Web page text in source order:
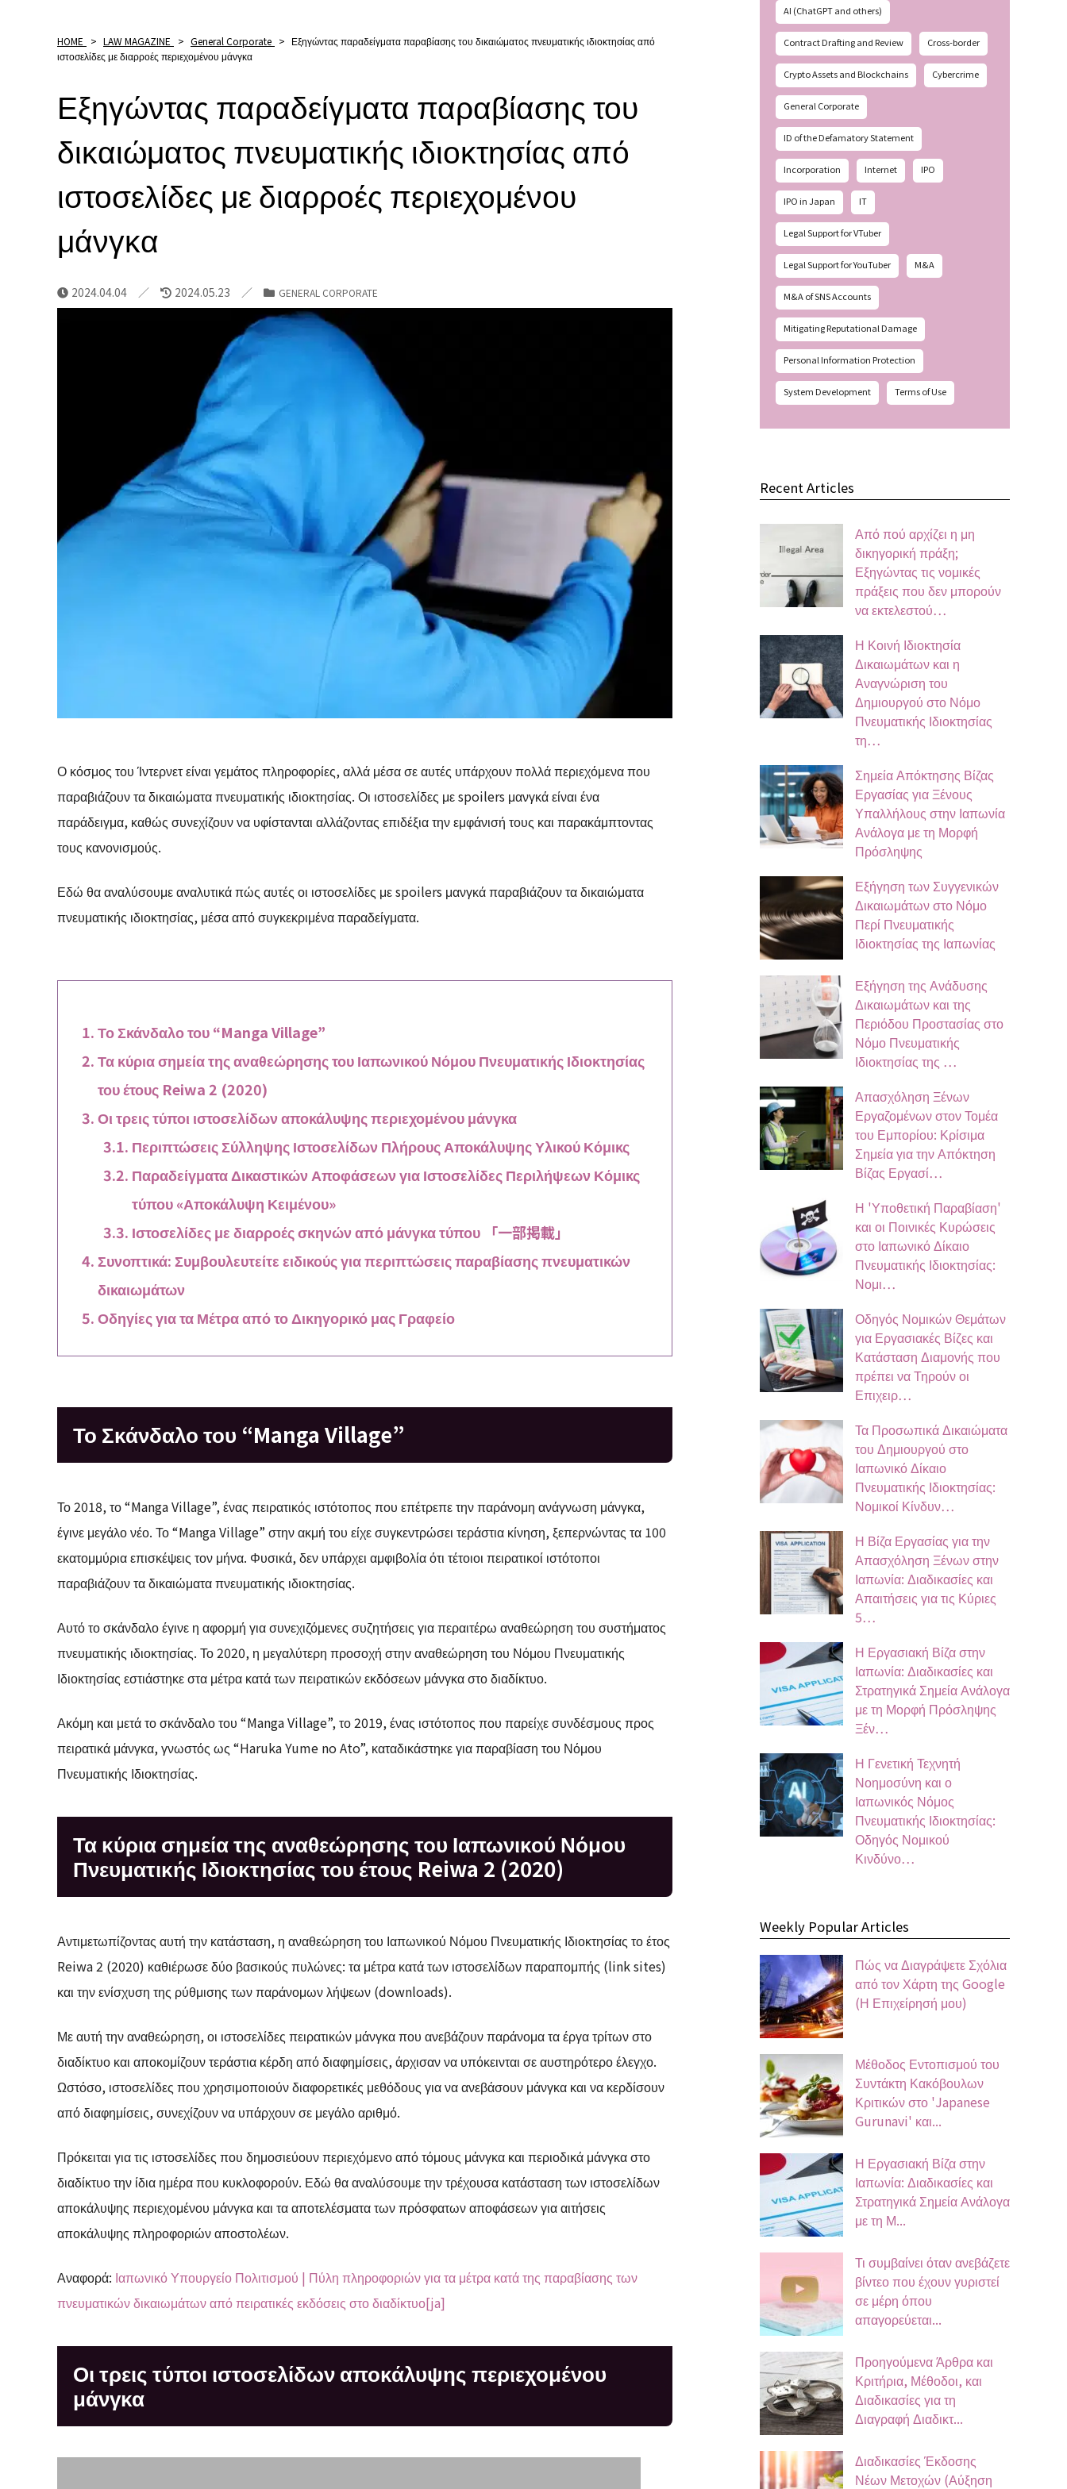
HOME > LAW MAGAZINE > General Corporate > Εξηγώντας παραδείγματα παραβίασης του δικαιώματος πνευματικής ιδιοκτησίας από
ιστοσελίδες με διαρροές περιεχομένου μάνγκα
Εξηγώντας παραδείγματα παραβίασης του
δικαιώματος πνευματικής ιδιοκτησίας από
ιστοσελίδες με διαρροές περιεχομένου
μάνγκα
2024.04.04 2024.05.23 GENERAL CORPORATE
Ο κόσμος του Ίντερνετ είναι γεμάτος πληροφορίες, αλλά μέσα σε αυτές υπάρχουν πολλά περιεχόμενα που
παραβιάζουν τα δικαιώματα πνευματικής ιδιοκτησίας. Οι ιστοσελίδες με spoilers μανγκά είναι ένα
παράδειγμα, καθώς συνεχίζουν να υφίστανται αλλάζοντας επιδέξια την εμφάνισή τους και παρακάμπτοντας
τους κανονισμούς.
Εδώ θα αναλύσουμε αναλυτικά πώς αυτές οι ιστοσελίδες με spoilers μανγκά παραβιάζουν τα δικαιώματα
πνευματικής ιδιοκτησίας, μέσα από συγκεκριμένα παραδείγματα.
Το Σκάνδαλο του “Manga Village”
Τα κύρια σημεία της αναθεώρησης του Ιαπωνικού Νόμου Πνευματικής Ιδιοκτησίας
του έτους Reiwa 2 (2020)
Οι τρεις τύποι ιστοσελίδων αποκάλυψης περιεχομένου μάνγκα
Περιπτώσεις Σύλληψης Ιστοσελίδων Πλήρους Αποκάλυψης Υλικού Κόμικς
Παραδείγματα Δικαστικών Αποφάσεων για Ιστοσελίδες Περιλήψεων Κόμικς
τύπου «Αποκάλυψη Κειμένου»
Ιστοσελίδες με διαρροές σκηνών από μάνγκα τύπου 「一部掲載」
Συνοπτικά: Συμβουλευτείτε ειδικούς για περιπτώσεις παραβίασης πνευματικών
δικαιωμάτων
Οδηγίες για τα Μέτρα από το Δικηγορικό μας Γραφείο
Το Σκάνδαλο του “Manga Village”
Το 2018, το “Manga Village”, ένας πειρατικός ιστότοπος που επέτρεπε την παράνομη ανάγνωση μάνγκα,
έγινε μεγάλο νέο. Το “Manga Village” στην ακμή του είχε συγκεντρώσει τεράστια κίνηση, ξεπερνώντας τα 100
εκατομμύρια επισκέψεις τον μήνα. Φυσικά, δεν υπάρχει αμφιβολία ότι τέτοιοι πειρατικοί ιστότοποι
παραβιάζουν τα δικαιώματα πνευματικής ιδιοκτησίας.
Αυτό το σκάνδαλο έγινε η αφορμή για συνεχιζόμενες συζητήσεις για περαιτέρω αναθεώρηση του συστήματος
πνευματικής ιδιοκτησίας. Το 2020, η μεγαλύτερη προσοχή στην αναθεώρηση του Νόμου Πνευματικής
Ιδιοκτησίας εστιάστηκε στα μέτρα κατά των πειρατικών εκδόσεων μάνγκα στο διαδίκτυο.
Ακόμη και μετά το σκάνδαλο του “Manga Village”, το 2019, ένας ιστότοπος που παρείχε συνδέσμους προς
πειρατικά μάνγκα, γνωστός ως “Haruka Yume no Ato”, καταδικάστηκε για παραβίαση του Νόμου
Πνευματικής Ιδιοκτησίας.
Τα κύρια σημεία της αναθεώρησης του Ιαπωνικού Νόμου
Πνευματικής Ιδιοκτησίας του έτους Reiwa 2 (2020)
Αντιμετωπίζοντας αυτή την κατάσταση, η αναθεώρηση του Ιαπωνικού Νόμου Πνευματικής Ιδιοκτησίας το έτος
Reiwa 2 (2020) καθιέρωσε δύο βασικούς πυλώνες: τα μέτρα κατά των ιστοσελίδων παραπομπής (link sites)
και την ενίσχυση της ρύθμισης των παράνομων λήψεων (downloads).
Με αυτή την αναθεώρηση, οι ιστοσελίδες πειρατικών μάνγκα που ανεβάζουν παράνομα τα έργα τρίτων στο
διαδίκτυο και αποκομίζουν τεράστια κέρδη από διαφημίσεις, άρχισαν να υπόκεινται σε αυστηρότερο έλεγχο.
Ωστόσο, ιστοσελίδες που χρησιμοποιούν διαφορετικές μεθόδους για να ανεβάσουν μάνγκα και να κερδίσουν
από διαφημίσεις, συνεχίζουν να υπάρχουν σε μεγάλο αριθμό.
Πρόκειται για τις ιστοσελίδες που δημοσιεύουν περιεχόμενο από τόμους μάνγκα και περιοδικά μάνγκα στο
διαδίκτυο την ίδια ημέρα που κυκλοφορούν. Εδώ θα αναλύσουμε την τρέχουσα κατάσταση των ιστοσελίδων
αποκάλυψης περιεχομένου μάνγκα και τα αποτελέσματα των πρόσφατων αποφάσεων για αιτήσεις
αποκάλυψης πληροφοριών αποστολέων.
Αναφορά: Ιαπωνικό Υπουργείο Πολιτισμού | Πύλη πληροφοριών για τα μέτρα κατά της παραβίασης των
πνευματικών δικαιωμάτων από πειρατικές εκδόσεις στο διαδίκτυο[ja]
Οι τρεις τύποι ιστοσελίδων αποκάλυψης περιεχομένου
μάνγκα
AI (ChatGPT and others)
Contract Drafting and Review Cross-border
Crypto Assets and Blockchains Cybercrime
General Corporate
ID of the Defamatory Statement
Incorporation Internet IPO
IPO in Japan IT
Legal Support for VTuber
Legal Support for YouTuber M&A
M&A of SNS Accounts
Mitigating Reputational Damage
Personal Information Protection
System Development Terms of Use
Recent Articles
Από πού αρχίζει η μη
δικηγορική πράξη;
Εξηγώντας τις νομικές
πράξεις που δεν μπορούν
να εκτελεστού…
Η Κοινή Ιδιοκτησία
Δικαιωμάτων και η
Αναγνώριση του
Δημιουργού στο Νόμο
Πνευματικής Ιδιοκτησίας
τη…
Σημεία Απόκτησης Βίζας
Εργασίας για Ξένους
Υπαλλήλους στην Ιαπωνία
Ανάλογα με τη Μορφή
Πρόσληψης
Εξήγηση των Συγγενικών
Δικαιωμάτων στο Νόμο
Περί Πνευματικής
Ιδιοκτησίας της Ιαπωνίας
Εξήγηση της Ανάδυσης
Δικαιωμάτων και της
Περιόδου Προστασίας στο
Νόμο Πνευματικής
Ιδιοκτησίας της …
Απασχόληση Ξένων
Εργαζομένων στον Τομέα
του Εμπορίου: Κρίσιμα
Σημεία για την Απόκτηση
Βίζας Εργασί…
Η 'Υποθετική Παραβίαση'
και οι Ποινικές Κυρώσεις
στο Ιαπωνικό Δίκαιο
Πνευματικής Ιδιοκτησίας:
Νομι…
Οδηγός Νομικών Θεμάτων
για Εργασιακές Βίζες και
Κατάσταση Διαμονής που
πρέπει να Τηρούν οι
Επιχειρ…
Τα Προσωπικά Δικαιώματα
του Δημιουργού στο
Ιαπωνικό Δίκαιο
Πνευματικής Ιδιοκτησίας:
Νομικοί Κίνδυν…
Η Βίζα Εργασίας για την
Απασχόληση Ξένων στην
Ιαπωνία: Διαδικασίες και
Απαιτήσεις για τις Κύριες
5…
Η Εργασιακή Βίζα στην
Ιαπωνία: Διαδικασίες και
Στρατηγικά Σημεία Ανάλογα
με τη Μορφή Πρόσληψης
Ξέν…
Η Γενετική Τεχνητή
Νοημοσύνη και ο
Ιαπωνικός Νόμος
Πνευματικής Ιδιοκτησίας:
Οδηγός Νομικού
Κινδύνο…
Weekly Popular Articles
Πώς να Διαγράψετε Σχόλια
από τον Χάρτη της Google
(Η Επιχείρησή μου)
Μέθοδος Εντοπισμού του
Συντάκτη Κακόβουλων
Κριτικών στο 'Japanese
Gurunavi' και...
Η Εργασιακή Βίζα στην
Ιαπωνία: Διαδικασίες και
Στρατηγικά Σημεία Ανάλογα
με τη Μ...
Τι συμβαίνει όταν ανεβάζετε
βίντεο που έχουν γυριστεί
σε μέρη όπου
απαγορεύεται...
Προηγούμενα Άρθρα και
Κριτήρια, Μέθοδοι, και
Διαδικασίες για τη
Διαγραφή Διαδικτ...
Διαδικασίες Έκδοσης
Νέων Μετοχών (Αύξηση